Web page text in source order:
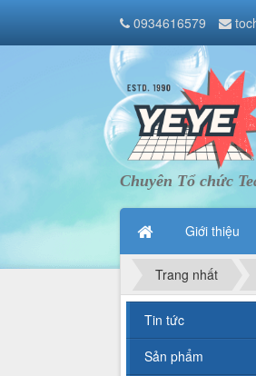
0934616579
Chuyên Tổ chức
Giới thiệu
Trang nhất
Tin tức
Sản phẩm